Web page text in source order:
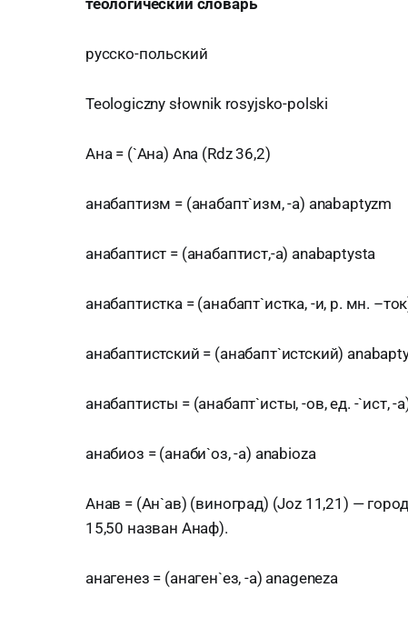
теологический словарь
русско-польский
Teologiczny słownik rosyjsko-polski
Ана = (`Ана) Ana (Rdz 36,2)
анабаптизм = (анабапт`изм, -а) anabaptyzm
анабаптист = (анабаптист,-а) anabaptysta
анабаптистка = (анабапт`истка, -и, р. мн.
анабаптистский = (анабапт`истский)
анабаптисты = (анабапт`исты, -ов, ед. -`ист, -
анабиоз = (анаби`оз, -а) anabioza
Анав = (Ан`ав) (виноград) (Joz 11,21) —
15,50 назван Анаф).
анагенез = (анаген`ез, -а) anageneza